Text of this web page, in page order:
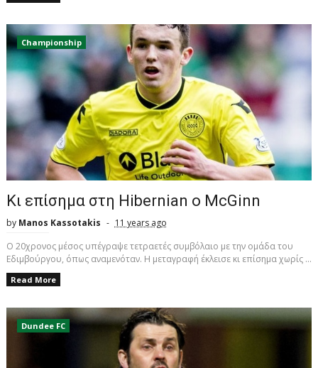
Championship
Kι επίσημα στη Hibernian ο McGinn
by Manos Kassotakis
11 years ago
Ο 20χρονος μέσος υπέγραψε τετραετές συμβόλαιο με την ομάδα του
Εδιμβούργου, όπως αναμενόταν. Η μεταγραφή έκλεισε κι επίσημα χωρίς ...
Read More
Dundee FC